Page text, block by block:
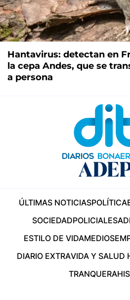
Hantavirus: detectan en
la cepa Andes, que se
a persona
ÚLTIMAS NOTICIASPOLÍTICA
SOCIEDADPOLICIALES
ESTILO DE VIDAMEDIOS
DIARIO EXTRAVIDA Y SALUD
TRANQUERA